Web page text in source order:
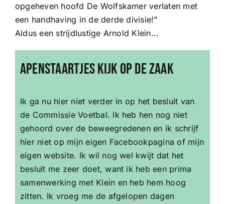
opgeheven hoofd De Wolfskamer verlaten met
een handhaving in de derde divisie!”
Aldus een strijdlustige Arnold Klein…
Apenstaartjes kijk op de zaak
Ik ga nu hier niet verder in op het besluit van
de Commissie Voetbal. Ik heb hen nog niet
gehoord over de beweegredenen en ik schrijf
hier niet op mijn eigen Facebookpagina of mijn
eigen website. Ik wil nog wel kwijt dat het
besluit me zeer doet, want ik heb een prima
samenwerking met Klein en heb hem hoog
zitten. Ik vroeg me de afgelopen dagen